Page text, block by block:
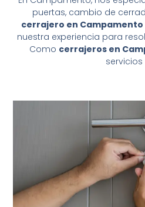
puertas, cambio de
cerrajero en Campamento
nuestra experiencia para
Como cerrajeros en
servicios